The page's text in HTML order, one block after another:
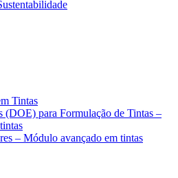
Tintas
(DOE) para Formulação de Tintas –
– Módulo avançado em tintas